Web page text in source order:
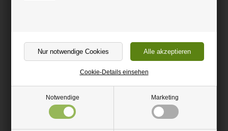
Notwendige Marketing
Cookie-Details einsehen
Dient gut als Stehunterlage.
Gut für Drinnen und Draußen - Nimmt kein Wasser auf.
Stoßkissen (z.B. für unter Schneeschaufeln)
Stehunterlage in der Werkstatt.
Schutz für Boden und Wände in Ställen.